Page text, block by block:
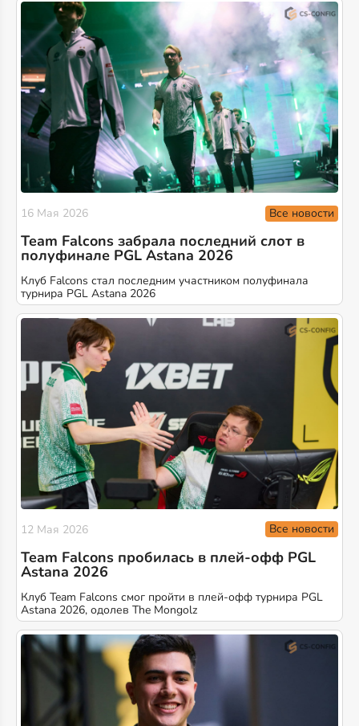
16 Мая 2026 Все новости
Team Falcons забрала последний слот в
полуфинале PGL Astana 2026
Клуб Falcons стал последним участником полуфинала
турнира PGL Astana 2026
12 Мая 2026 Все новости
Team Falcons пробилась в плей-офф PGL
Astana 2026
Клуб Team Falcons смог пройти в плей-офф турнира PGL
Astana 2026, одолев The Mongolz